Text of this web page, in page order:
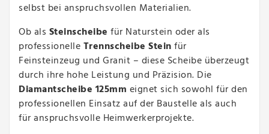
selbst bei anspruchsvollen Materialien.
Ob als Steinscheibe für Naturstein oder als
professionelleTrennscheibe Steinfür
Feinsteinzeug und Granit – diese Scheibe überzeugt
durch ihre hohe Leistung und Präzision. Die
Diamantscheibe 125mm eignet sich sowohl für den
professionellen Einsatz auf der Baustelle als auch
für anspruchsvolle Heimwerkerprojekte.